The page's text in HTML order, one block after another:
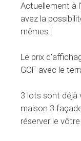
Actuellement à
avez la
mêmes !
Le prix
GOF avec le
3 lots sont déjà
maison 3
réserver le vôtre